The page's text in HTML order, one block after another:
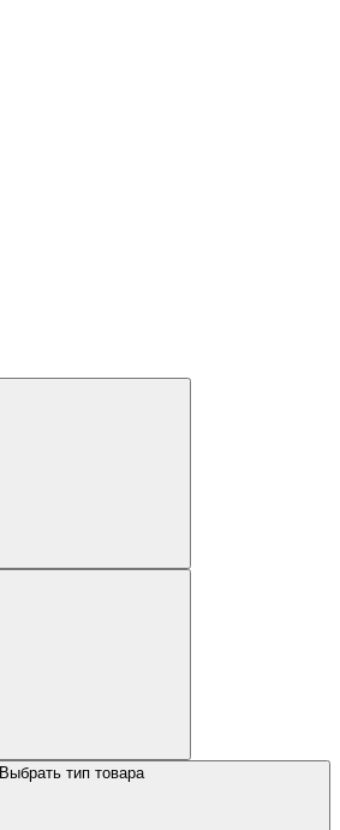
Выбрать тип товара